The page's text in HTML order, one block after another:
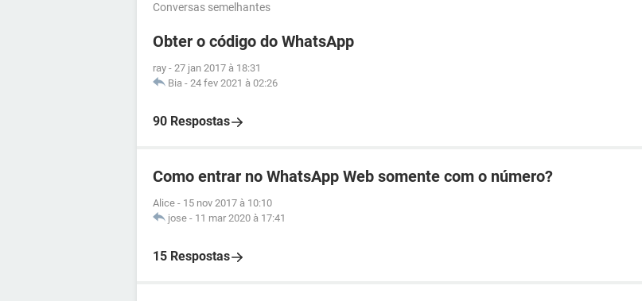
Conversas semelhantes
Obter o código do WhatsApp
ray - 27 jan 2017 à 18:31
Bia - 24 fev 2021 à 02:26
90 Respostas
Como entrar no WhatsApp Web somente com o número?
Alice - 15 nov 2017 à 10:10
jose - 11 mar 2020 à 17:41
15 Respostas